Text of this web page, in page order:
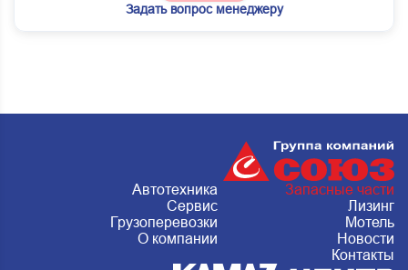
Задать вопрос менеджеру
Автотехника
Запасные части
Сервис
Лизинг
Грузоперевозки
Мотель
О компании
Новости
Контакты